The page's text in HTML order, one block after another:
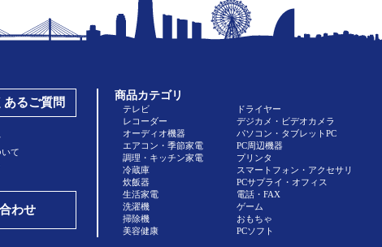
あるご質問
て
わせ
商品カテゴリ
テレビ
レコーダー
オーディオ機器
エアコン・季節家電
調理・キッチン家電
冷蔵庫
炊飯器
生活家電
洗濯機
掃除機
美容健康
ドライヤー
デジカメ・ビデオカメラ
パソコン・タブレットPC
PC周辺機器
プリンタ
スマートフォン・アクセサリ
PCサプライ・オフィス
電話・FAX
ゲーム
おもちゃ
PCソフト